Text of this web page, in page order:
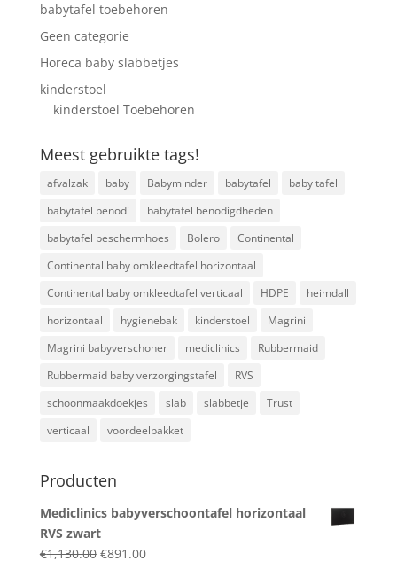
babytafel toebehoren
Geen categorie
Horeca baby slabbetjes
kinderstoel
kinderstoel Toebehoren
Meest gebruikte tags!
afvalzak baby Babyminder babytafel
baby tafel
babytafel benodi
babytafel benodigdheden
babytafel beschermhoes
Bolero
Continental
Continental baby omkleedtafel horizontaal
Continental baby omkleedtafel verticaal
HDPE
heimdall
horizontaal
hygienebak kinderstoel
Magrini
Magrini babyverschoner
mediclinics
Rubbermaid
Rubbermaid baby verzorgingstafel
RVS
schoonmaakdoekjes
slab slabbetje
Trust
verticaal
voordeelpakket
Producten
Mediclinics babyverschoontafel horizontaal
RVS zwart
€1,130.00 Original
€891.00Current